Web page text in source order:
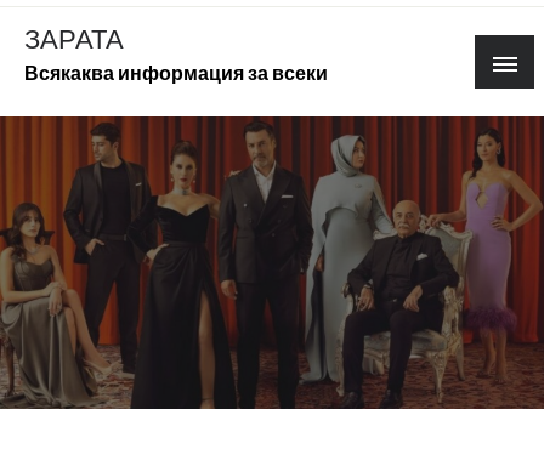
Skip
content
ЗАРАТА
Всякаква информация за всеки